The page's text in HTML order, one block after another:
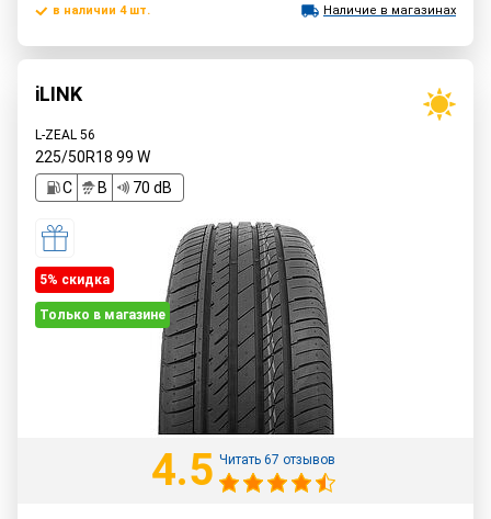
в наличии 4 шт. Наличие в магазинах
iLINK
L-ZEAL 56
225/50R18 99 W
C
B 70 dB
5% cкидка
Только в магазине
4.5 Читать 67 отзывов